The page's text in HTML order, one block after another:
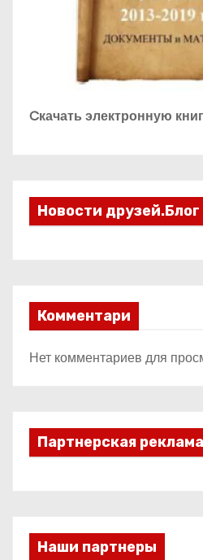
Cкачать электронную
Новости друзей.Блог
Комментари
Нет комментариев для
Партнерская реклама
Наши партнеры